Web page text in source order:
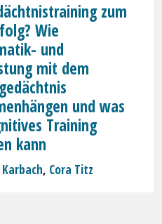
zum
Wie
und
mit dem
und was
Training
kann
Karbach, Cora Titz